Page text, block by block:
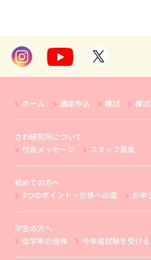
ホーム 講座申込 模試 模
さわ研究所について
代表メッセージ
スタッフ募集
初めての方へ
3つのポイント・合格への道
お申
学生の方へ
低学年の皆様
今年度試験を受け